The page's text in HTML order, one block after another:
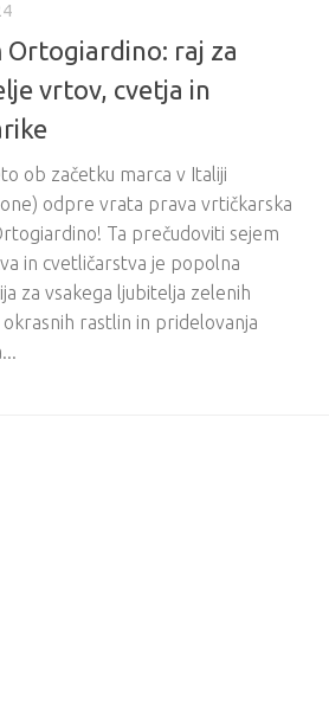
Ortogiardino: raj za
vrtov, cvetja in
ob začetku marca v Italiji
odpre vrata prava vrtičkarska
Ta prečudoviti sejem
in cvetličarstva je popolna
za vsakega ljubitelja zelenih
rastlin in pridelovanja